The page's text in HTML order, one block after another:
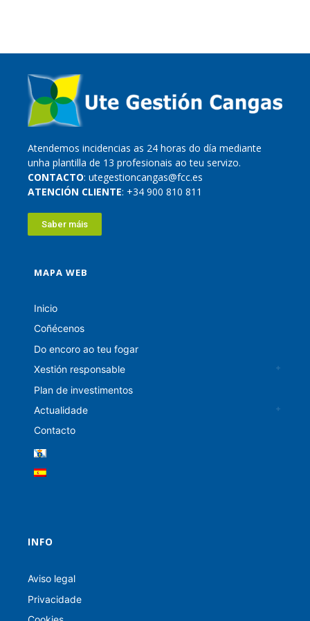
Atendemos incidencias as 24 horas do día mediante
unha plantilla de 13 profesionais ao teu servizo.
CONTACTO: utegestioncangas@fcc.es
ATENCIÓN CLIENTE: +34 900 810 811
Saber máis
MAPA WEB
Inicio
Coñécenos
Do encoro ao teu fogar
Xestión responsable
Plan de investimentos
Actualidade
Contacto
INFO
Aviso legal
Privacidade